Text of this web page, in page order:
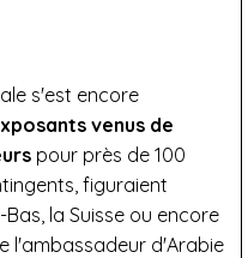
s'est encore
venus de
pour près de 100
figuraient
Bas, la Suisse ou encore
l'ambassadeur d'Arabie